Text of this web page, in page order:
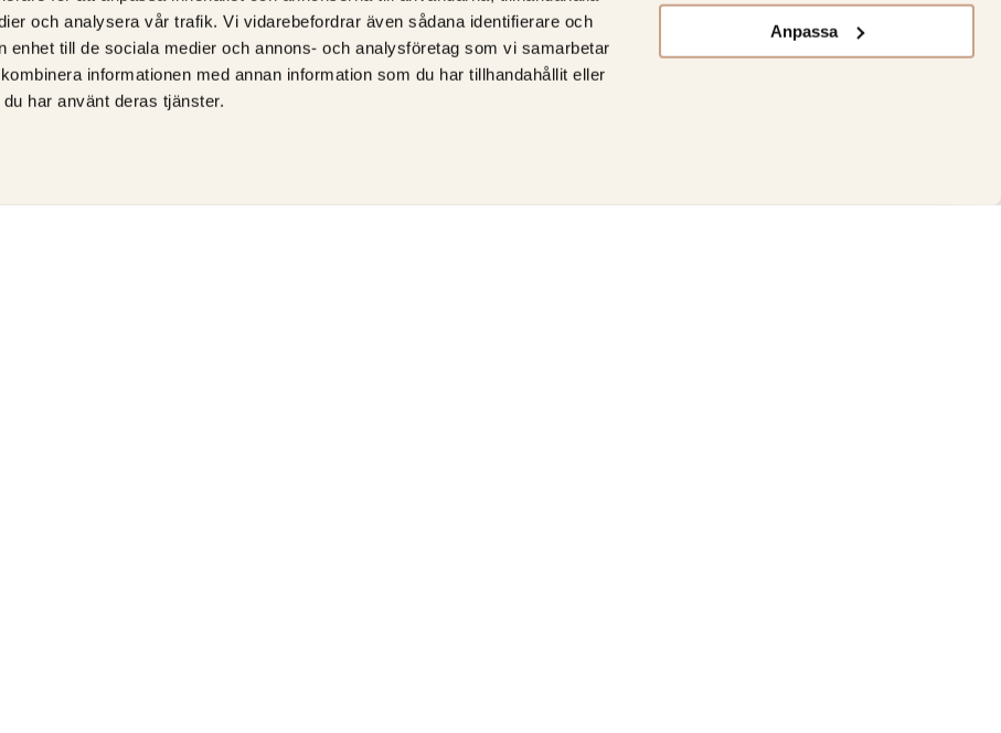
och analysera vår trafik. Vi vidarebefordrar även sådana identifierare och
enhet till de sociala medier och annons- och analysföretag som vi samarbetar
informationen med annan information som du har tillhandahållit eller
har använt deras tjänster.
Anpassa